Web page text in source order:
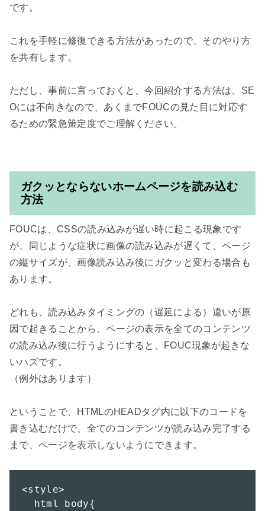
です。
これを手軽に修復できる方法があったので、そのやり方
を共有します。
ただし、事前に言っておくと、今回紹介する方法は、SE
Oには不向きなので、あくまでFOUCの見た目に対応す
ガクッとならないホームページを読み込む
方法
FOUCは、CSSの読み込みが遅い時に起こる現象です
が、同じような症状に画像の読み込みが遅くて、ページ
の縦サイズが、画像読み込み後にガクッと変わる場合も
あります。
どれも、読み込みタイミングの（遅延による）違いが原
因で起きることから、ページの表示を全てのコンテンツ
の読み込み後に行うようにすると、FOUC現象が起きな
いハズです。
（例外はあります）
ということで、HTMLのHEADタグ内に以下のコードを
書き込むだけで、全てのコンテンツが読み込み完了する
まで、ページを表示しないようにできます。
<style>
  html body{